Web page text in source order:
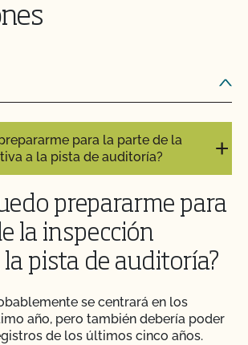
para mi auditoría de
mis productos orgánicos
para la parte de la
a la pista de auditoría?
prepararme para
la inspección
pista de auditoría?
se centrará en los
año, pero también debería poder
de los últimos cinco años.